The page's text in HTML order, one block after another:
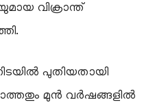
വിക്രാന്ത്
പുതിയതായി
മുൻ വർഷങ്ങളിൽ